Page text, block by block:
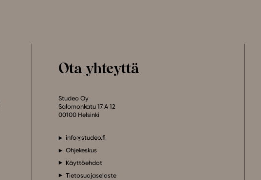
Ota yhteyttä
Studeo Oy
Salomonkatu 17 A 12
00100 Helsinki
info@studeo.fi
Ohjekeskus
Käyttöehdot
Tietosuojaseloste